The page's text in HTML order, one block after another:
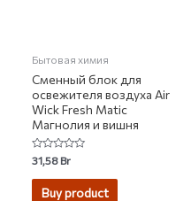
Бытовая химия
Сменный блок для
освежителя воздуха Air
Wick Fresh Matic
Магнолия и вишня
Rated
0
out
31,58Br
Buy product